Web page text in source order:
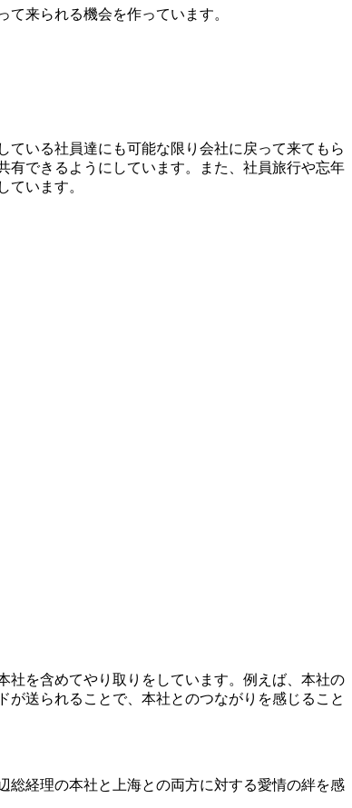
来られる機会を作っています。
いる社員達にも可能な限り会社に戻って来てもら
有できるようにしています。また、社員旅行や忘年
います。
社を含めてやり取りをしています。例えば、本社の
送られることで、本社とのつながりを感じること
総経理の本社と上海との両方に対する愛情の絆を感